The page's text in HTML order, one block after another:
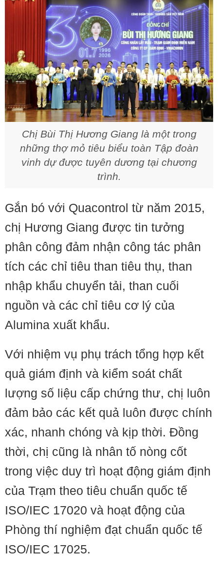
Chị Bùi Thị Hương Giang là một trong
những thợ mỏ tiêu biểu toàn Tập đoàn
vinh dự được tuyên dương tại chương
trình.
Gắn bó với Quacontrol từ năm 2015,
chị Hương Giang được tin tưởng
phân công đảm nhận công tác phân
tích các chỉ tiêu than tiêu thụ, than
nhập khẩu chuyển tải, than cuối
nguồn và các chỉ tiêu cơ lý của
Alumina xuất khẩu.
Với nhiệm vụ phụ trách tổng hợp kết
quả giám định và kiểm soát chất
lượng số liệu cấp chứng thư, chị luôn
đảm bảo các kết quả luôn được chính
xác, nhanh chóng và kịp thời. Đồng
thời, chị cũng là nhân tố nòng cốt
trong việc duy trì hoạt động giám định
của Trạm theo tiêu chuẩn quốc tế
ISO/IEC 17020 và hoạt động của
Phòng thí nghiệm đạt chuẩn quốc tế
ISO/IEC 17025.